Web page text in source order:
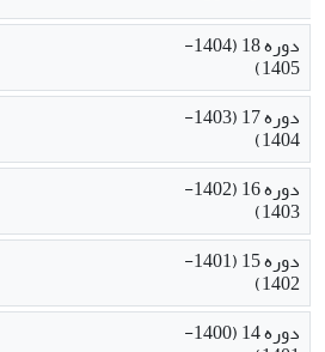
دوره 18 (1404-
1405)
دوره 17 (1403-
1404)
دوره 16 (1402-
1403)
دوره 15 (1401-
1402)
دوره 14 (1400-